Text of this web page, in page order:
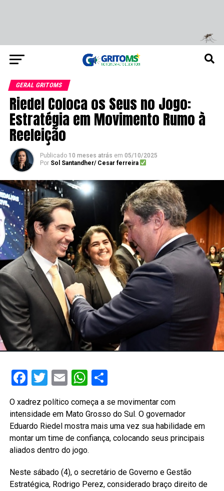
GERAL GRITOMS
Riedel Coloca os Seus no Jogo:
Estratégia em Movimento Rumo à
Reeleição
Publicado 10 meses atrás em 05/10/2025
Por Sol Santandher/ Cesar ferreira
Facebook
Twitter
EmailWhatsApp
Share
O xadrez político começa a se movimentar com
intensidade em Mato Grosso do Sul. O governador
Eduardo Riedel mostra mais uma vez sua habilidade em
montar um time de confiança, colocando seus principais
aliados dentro do jogo.
Neste sábado (4), o secretário de Governo e Gestão
Estratégica, Rodrigo Perez, considerado braço direito de